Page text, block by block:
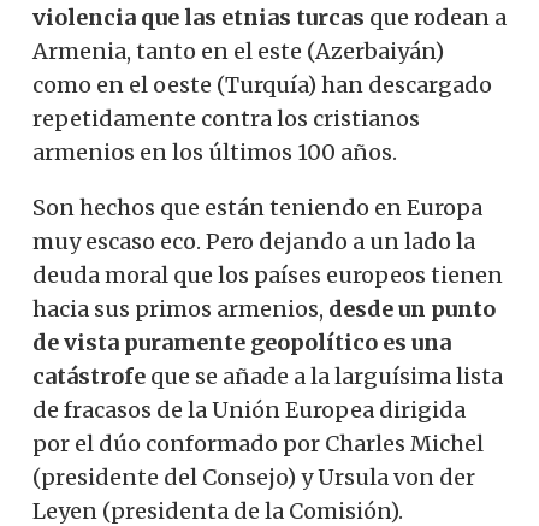
violencia que las etnias turcas que rodean a
Armenia, tanto en el este (Azerbaiyán)
como en el oeste (Turquía) han descargado
repetidamente contra los cristianos
armenios en los últimos 100 años.
Son hechos que están teniendo en Europa
muy escaso eco. Pero dejando a un lado la
deuda moral que los países europeos tienen
hacia sus primos armenios, desde un punto
de vista puramente geopolítico es una
catástrofe que se añade a la larguísima lista
de fracasos de la Unión Europea dirigida
por el dúo conformado por Charles Michel
(presidente del Consejo) y Ursula von der
Leyen (presidenta de la Comisión).